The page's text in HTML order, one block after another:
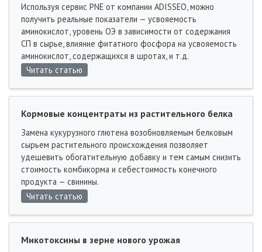
Используя сервис PNE от компании ADISSEO, можно
получить реальные показатели — усвояемость
аминокислот, уровень ОЭ в зависимости от содержания
СП в сырье, влияние фитатного фосфора на усвояемость
аминокислот, содержащихся в шротах, и т.д.
Читать статью
Кормовые концентраты из растительного белка
Замена кукурузного глютена возобновляемым белковым
сырьем растительного происхождения позволяет
удешевить обогатительную добавку и тем самым снизить
стоимость комбикорма и себестоимость конечного
продукта — свинины.
Читать статью
Микотоксины в зерне нового урожая